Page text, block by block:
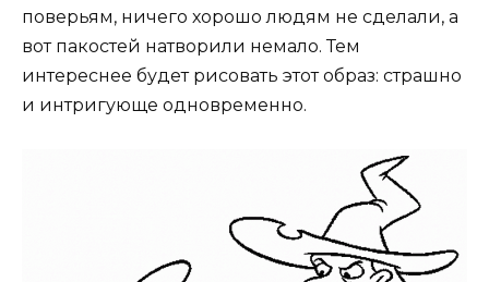
поверьям, ничего хорошо людям не сделали, а
вот пакостей натворили немало. Тем
интереснее будет рисовать этот образ: страшно
и интригующе одновременно.